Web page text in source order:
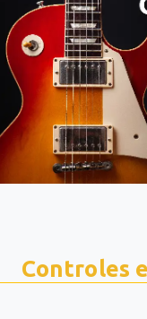
Controles